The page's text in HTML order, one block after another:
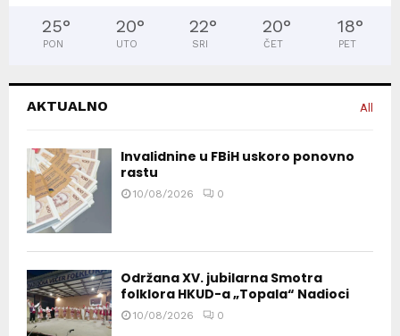
25°
PON
20°
UTO
22°
SRI
20°
ČET
18°
PET
AKTUALNO All
Invalidnine u FBiH uskoro ponovno
rastu
10/08/2026 0
Održana XV. jubilarna Smotra
folklora HKUD-a „Topala“ Nadioci
10/08/2026 0